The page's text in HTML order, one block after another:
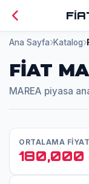
Ana Sayfa Katalog
FİAT
MAREA piyasa
ORTALAMA FİYAT
180,000